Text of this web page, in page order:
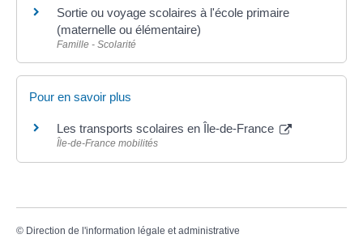
Sortie ou voyage scolaires à l'école primaire
(maternelle ou élémentaire)
Famille - Scolarité
Pour en savoir plus
Les transports scolaires en Île-de-France
Île-de-France mobilités
© Direction de l'information légale et administrative